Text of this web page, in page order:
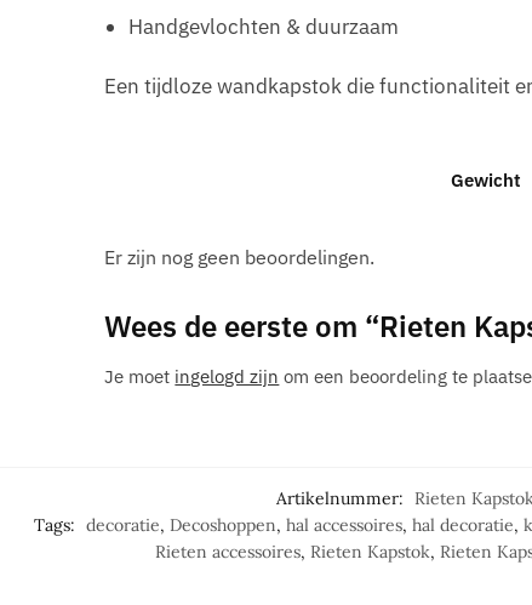
Handgevlochten & duurzaam
Een tijdloze wandkapstok die functionaliteit
Gewicht
Er zijn nog geen beoordelingen.
Wees de eerste om “Rieten
Je moet ingelogd zijn om een beoordeling te
Artikelnummer: Rieten
Tags: decoratie, Decoshoppen, hal accessoires, hal decoratie,
Rieten accessoires, Rieten Kapstok, Rieten